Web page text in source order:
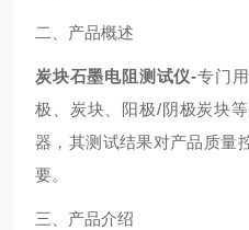
二、产品概述
炭块石墨电阻测试仪-专门
极、炭块、阳极/阴极炭块
器，其测试结果对产品质量
要。
三、产品介绍